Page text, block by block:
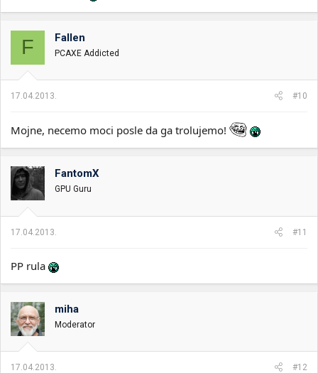
F Fallen
PCAXE Addicted
17.04.2013. #10
Mojne, necemo moci posle da ga trolujemo!
FantomX
GPU Guru
17.04.2013. #11
PP rula
miha
Moderator
17.04.2013. #12